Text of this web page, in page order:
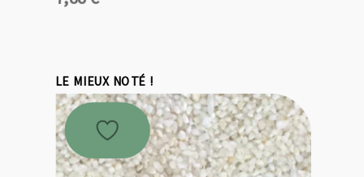
LE MIEUX NOTÉ !